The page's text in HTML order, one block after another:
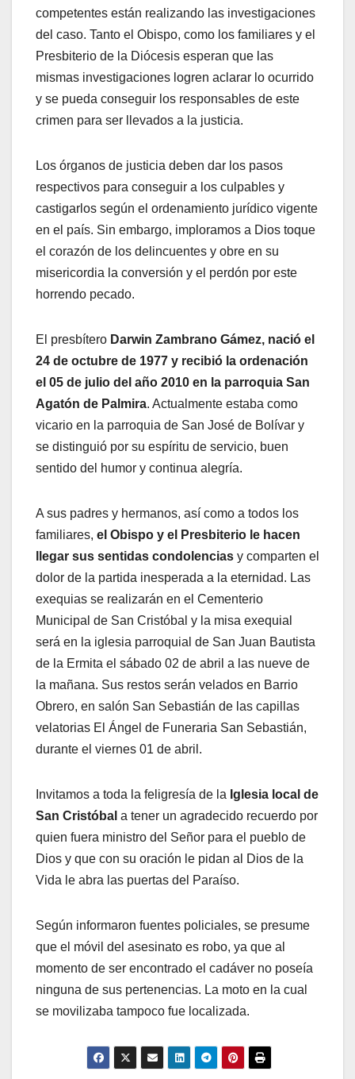
competentes están realizando las investigaciones
del caso. Tanto el Obispo, como los familiares y el
Presbiterio de la Diócesis esperan que las
mismas investigaciones logren aclarar lo ocurrido
y se pueda conseguir los responsables de este
crimen para ser llevados a la justicia.
Los órganos de justicia deben dar los pasos
respectivos para conseguir a los culpables y
castigarlos según el ordenamiento jurídico vigente
en el país. Sin embargo, imploramos a Dios toque
el corazón de los delincuentes y obre en su
misericordia la conversión y el perdón por este
horrendo pecado.
El presbítero Darwin Zambrano Gámez, nació el
24 de octubre de 1977 y recibió la ordenación
el 05 de julio del año 2010 en la parroquia San
Agatón de Palmira. Actualmente estaba como
vicario en la parroquia de San José de Bolívar y
se distinguió por su espíritu de servicio, buen
sentido del humor y continua alegría.
A sus padres y hermanos, así como a todos los
familiares, el Obispo y el Presbiterio le hacen
llegar sus sentidas condolencias y comparten el
dolor de la partida inesperada a la eternidad. Las
exequias se realizarán en el Cementerio
Municipal de San Cristóbal y la misa exequial
será en la iglesia parroquial de San Juan Bautista
de la Ermita el sábado 02 de abril a las nueve de
la mañana. Sus restos serán velados en Barrio
Obrero, en salón San Sebastián de las capillas
velatorias El Ángel de Funeraria San Sebastián,
durante el viernes 01 de abril.
Invitamos a toda la feligresía de la Iglesia local de
San Cristóbal a tener un agradecido recuerdo por
quien fuera ministro del Señor para el pueblo de
Dios y que con su oración le pidan al Dios de la
Vida le abra las puertas del Paraíso.
Según informaron fuentes policiales, se presume
que el móvil del asesinato es robo, ya que al
momento de ser encontrado el cadáver no poseía
ninguna de sus pertenencias. La moto en la cual
se movilizaba tampoco fue localizada.